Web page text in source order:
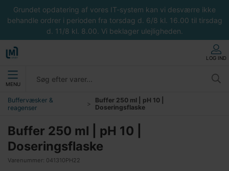
Grundet opdatering af vores IT-system kan vi desværre ikke
behandle ordrer i perioden fra torsdag d. 6/8 kl. 16.00 til tirsdag
d. 11/8 kl. 8.00. Vi beklager ulejligheden.
LOG IND
MENU
Buffervæsker &
reagenser
Buffer 250 ml | pH 10 |
Doseringsflaske
Buffer 250 ml | pH 10 |
Doseringsflaske
Varenummer: 041310PH22